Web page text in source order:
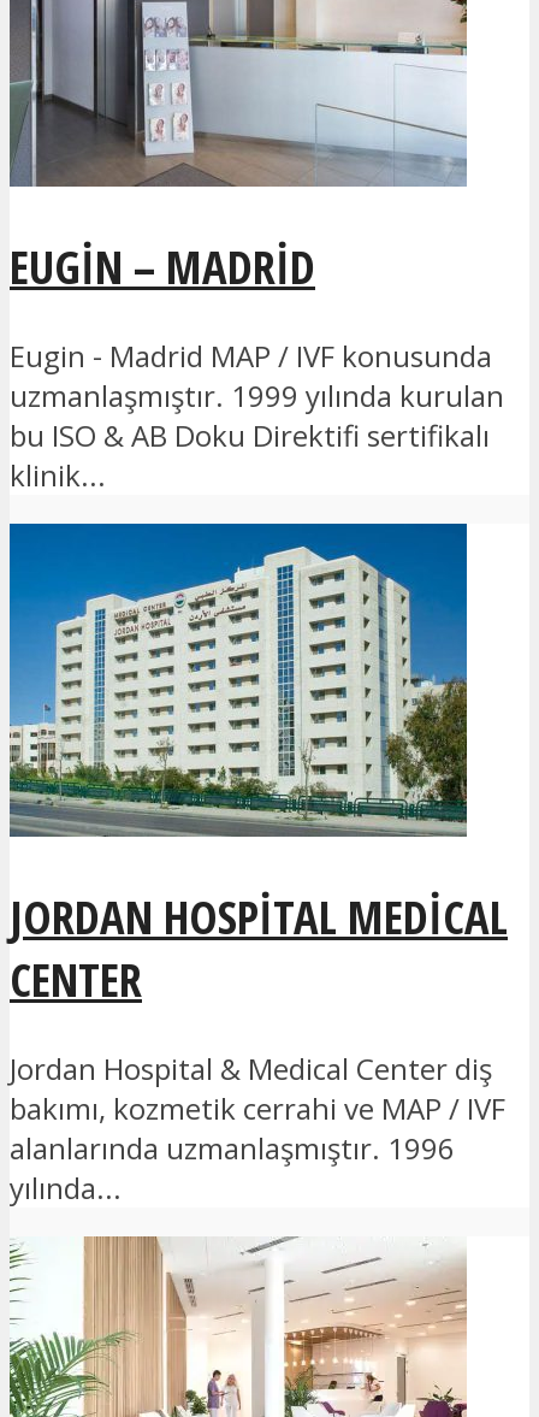
EUGIN – MADRID
Eugin - Madrid MAP / IVF konusunda
uzmanlaşmıştır. 1999 yılında kurulan
bu ISO & AB Doku Direktifi sertifikalı
klinik...
JORDAN HOSPITAL MEDICAL
CENTER
Jordan Hospital & Medical Center diş
bakımı, kozmetik cerrahi ve MAP / IVF
alanlarında uzmanlaşmıştır. 1996
yılında...